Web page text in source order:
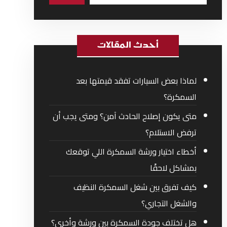
أحدث المقالات
لماذا بعض السيارات تفقد قيمتها بعد
السمكرة؟
متى يكون إصلاح الحادث آمن؟ ومتى يجب أن
ترفض الاستلام؟
أخطاء اختيار ورشة السمكرة اللي توقعك
بمشاكل لاحقًا
كيف تفرق بين شغل السمكرة النظيف
والشغل التجاري؟
هل تختلف جودة السمكرة بين ورشة وأخرى؟